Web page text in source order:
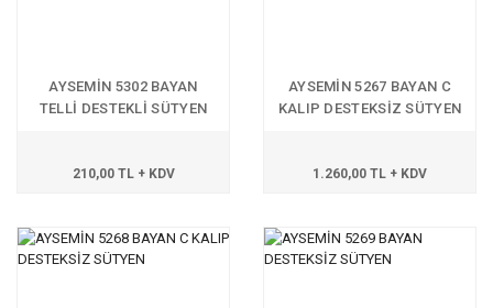
AYSEMİN 5302 BAYAN
TELLİ DESTEKLİ SÜTYEN
210,00 TL + KDV
AYSEMİN 5267 BAYAN C
KALIP DESTEKSİZ SÜTYEN
1.260,00 TL + KDV